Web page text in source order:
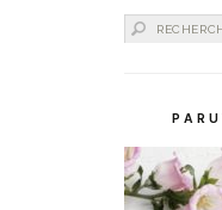
Rechercher :